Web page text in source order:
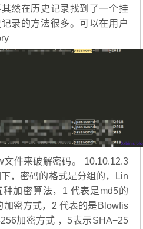
然在历史记录找到了一个挂
录的方法很多。可以在用户
文件来破解密码。 10.10.12.3
，密码的格式是分组的，Lin
加密算法， 1 代表是md5的
加密方式， 2 代表的是Blowfis
加密方式 ， 5表示SHA−25